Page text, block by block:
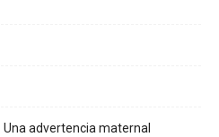
advertencia maternal